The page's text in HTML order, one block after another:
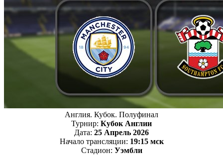
Англия. Кубок. Полуфинал
Турнир: Кубок Англии
Дата: 25 Апрель 2026
Начало трансляции: 19:15 мск
Стадион: Уэмбли